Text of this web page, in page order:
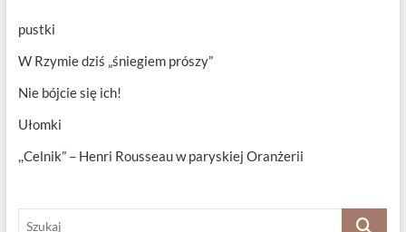
pustki
W Rzymie dziś „śniegiem prószy”
Nie bójcie się ich!
Ułomki
,,Celnik” – Henri Rousseau w paryskiej Oranżerii
Szukaj